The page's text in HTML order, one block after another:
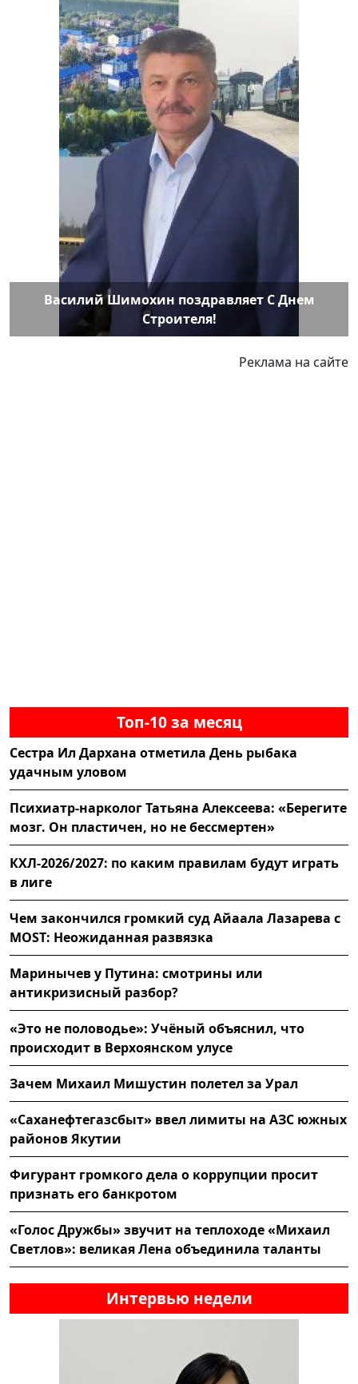
Василий Шимохин поздравляет С Днем
Строителя!
Реклама на сайте
Топ-10 за месяц
Сестра Ил Дархана отметила День рыбака
удачным уловом
Психиатр-нарколог Татьяна Алексеева: «Берегите
мозг. Он пластичен, но не бессмертен»
КХЛ-2026/2027: по каким правилам будут играть
в лиге
Чем закончился громкий суд Айаала Лазарева с
MOST: Неожиданная развязка
Маринычев у Путина: смотрины или
антикризисный разбор?
«Это не половодье»: Учёный объяснил, что
происходит в Верхоянском улусе
Зачем Михаил Мишустин полетел за Урал
«Саханефтегазсбыт» ввел лимиты на АЗС южных
районов Якутии
Фигурант громкого дела о коррупции просит
признать его банкротом
«Голос Дружбы» звучит на теплоходе «Михаил
Светлов»: великая Лена объединила таланты
Интервью недели